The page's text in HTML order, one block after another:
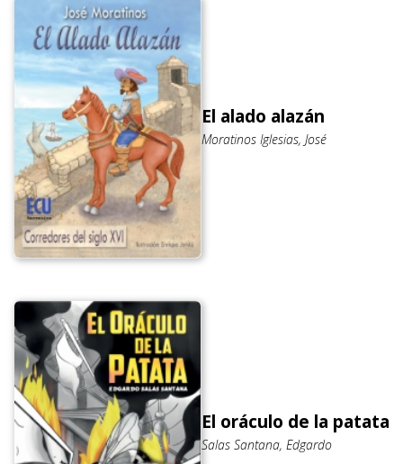
El alado alazán
Moratinos Iglesias, José
El oráculo de la patata
Salas Santana, Edgardo